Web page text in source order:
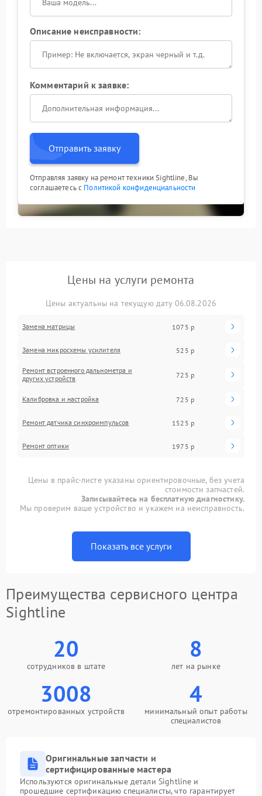
Описание неисправности:
Комментарий к заявке:
Отправить заявку
Отправляя заявку на ремонт техники Sightline, Вы
соглашаетесь с Политикой конфиденциальности
Цены на услуги ремонта
Цены актуальны на текущую дату 06.08.2026
Замена матрицы 1075 р
Замена микросхемы усилителя 525 р
Ремонт встроенного дальнометра и
других устройств
725 р
Калибровка и настройка 725 р
Ремонт датчика синхроимпульсов 1525 р
Ремонт оптики 1975 р
Цены в прайс-листе указаны ориентировочные, без учета
стоимости запчастей.
Записывайтесь на бесплатную диагностику.
Мы проверим ваше устройство и укажем на неисправность.
Показать все услуги
Преимущества сервисного центра
Sightline
20
сотрудников в штате
8
лет на рынке
3008
отремонтированных устройств
4
минимальный опыт работы
специалистов
Оригинальные запчасти и
сертифицированные мастера
Используются оригинальные детали Sightline и
прошедшие сертификацию специалисты, что гарантирует